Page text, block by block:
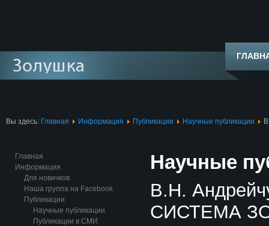
Вы здесь: Главная Информация Публикации Научные публикации
Главная
Информация
Для новичков
Наша группа на Facebook
Публикации
Научные публикации
Публикации в СМИ
Научные
В.Н.
СИСТЕМА